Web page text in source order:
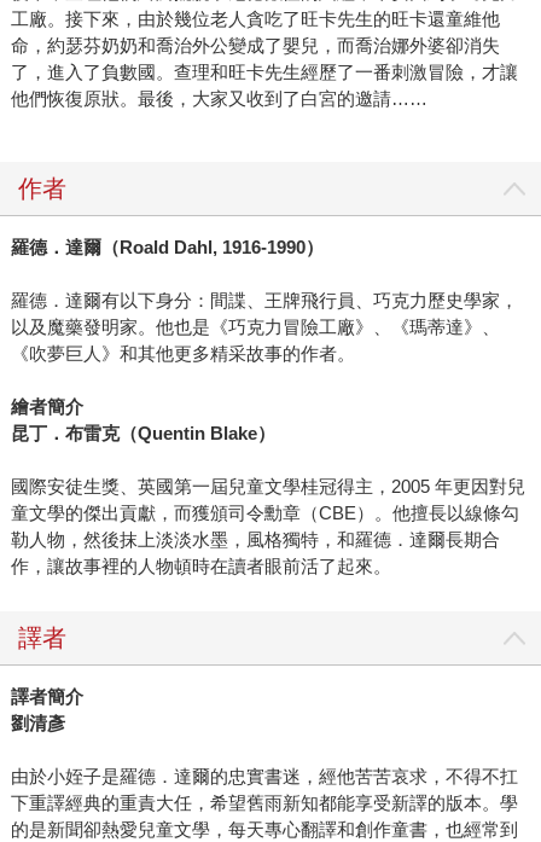
工廠。接下來，由於幾位老人貪吃了旺卡先生的旺卡還童維他
命，約瑟芬奶奶和喬治外公變成了嬰兒，而喬治娜外婆卻消失
了，進入了負數國。查理和旺卡先生經歷了一番刺激冒險，才讓
他們恢復原狀。最後，大家又收到了白宮的邀請……
作者
羅德．達爾（Roald Dahl, 1916-1990）
羅德．達爾有以下身分：間諜、王牌飛行員、巧克力歷史學家，
以及魔藥發明家。他也是《巧克力冒險工廠》、《瑪蒂達》、
《吹夢巨人》和其他更多精采故事的作者。
繪者簡介
昆丁．布雷克（Quentin Blake）
國際安徒生獎、英國第一屆兒童文學桂冠得主，2005 年更因對兒
童文學的傑出貢獻，而獲頒司令勳章（CBE）。他擅長以線條勾
勒人物，然後抹上淡淡水墨，風格獨特，和羅德．達爾長期合
作，讓故事裡的人物頓時在讀者眼前活了起來。
譯者
譯者簡介
劉清彥
由於小姪子是羅德．達爾的忠實書迷，經他苦苦哀求，不得不扛
下重譯經典的重責大任，希望舊雨新知都能享受新譯的版本。學
的是新聞卻熱愛兒童文學，每天專心翻譯和創作童書，也經常到